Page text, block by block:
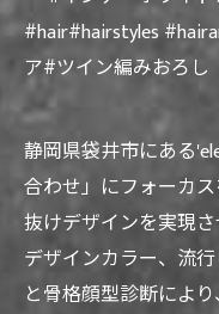
#hair#hairstyles
ア#ツイン編みおろし
静岡県袋井市にある
合わせ」にフォーカ
抜けデザインを実現
デザインカラー、流
と骨格顔型診断によ